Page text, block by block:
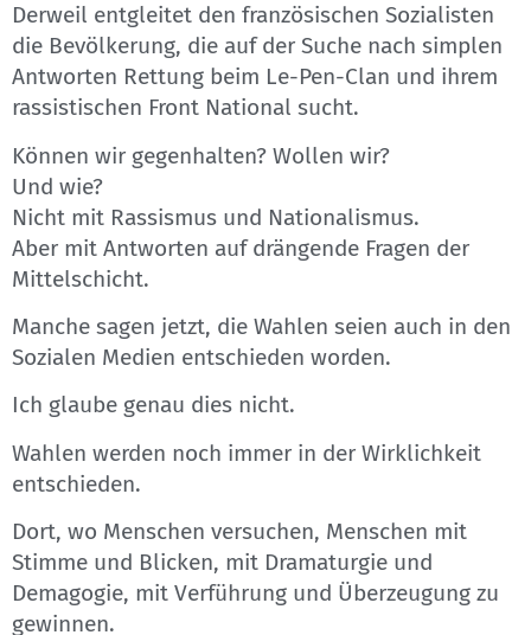
Derweil entgleitet den französischen Sozialisten
die Bevölkerung, die auf der Suche nach simplen
Antworten Rettung beim Le-Pen-Clan und ihrem
rassistischen Front National sucht.
Können wir gegenhalten? Wollen wir?
Und wie?
Nicht mit Rassismus und Nationalismus.
Aber mit Antworten auf drängende Fragen der
Mittelschicht.
Manche sagen jetzt, die Wahlen seien auch in den
Sozialen Medien entschieden worden.
Ich glaube genau dies nicht.
Wahlen werden noch immer in der Wirklichkeit
entschieden.
Dort, wo Menschen versuchen, Menschen mit
Stimme und Blicken, mit Dramaturgie und
Demagogie, mit Verführung und Überzeugung zu
gewinnen.